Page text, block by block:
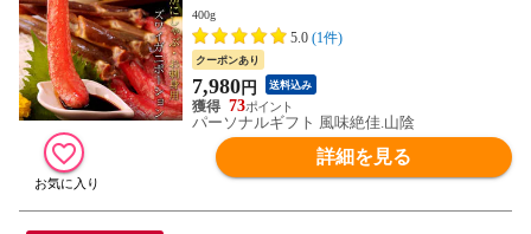
（北海道・沖縄を除く）
400g
5.0 (1件)
クーポンあり
7,980円 送料込み
73
パーソナルギフト 風味絶佳.山陰
詳細を見る